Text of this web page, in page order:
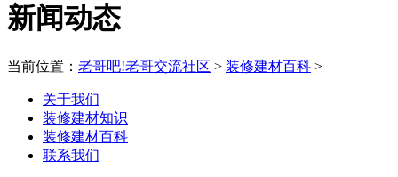
新闻动态
当前位置： 老哥吧!老哥交流社区 > 装修建材百科 >
关于我们
装修建材知识
装修建材百科
联系我们